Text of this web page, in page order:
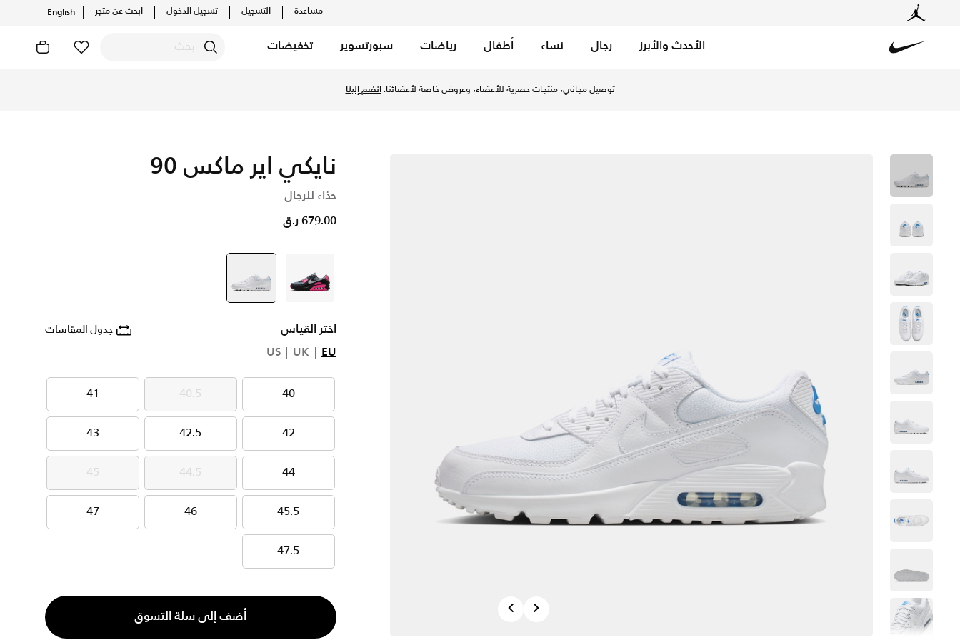
مساعدة التسجيل تسجيل الدخول ابحث عن متجر English
الأحدث والأبرز رجال نساء أطفال رياضات سبورتسوير تخفيضات
معًا عبر الرياضة
توصيل مجاني إلى جميع أنحاء قطر. لأن الحركة تجمعنا.تسوق الآن
Next
نايكي اير ماكس 90
حذاء للرجال
679.00 ر.ق
أسود selected
أبيض
اختر القياس جدول المقاسات
EU
UK
US
40
40
40.5
40.5
41
41
42
42
42.5
42.5
43
43
44
44
44.5
44.5
45
45
45.5
45.5
46
46
47
47
47.5
47.5
الكمية
1
أضف إلى سلة التسوق